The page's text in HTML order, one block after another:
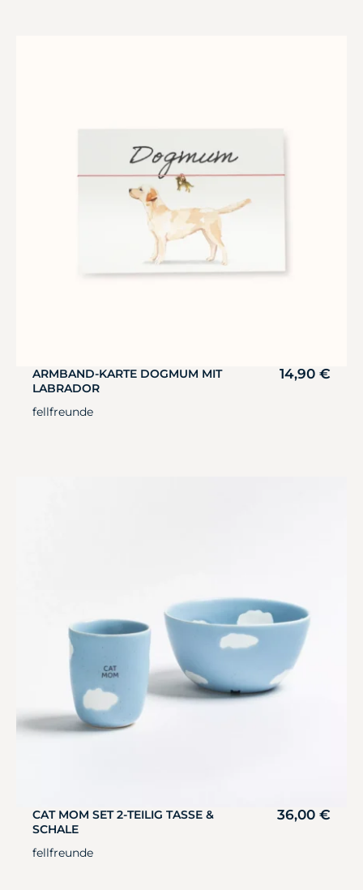
ARMBAND-KARTE DOGMUM MIT
LABRADOR
14,90 €
fellfreunde
CAT MOM SET 2-TEILIG TASSE &
SCHALE
36,00 €
fellfreunde